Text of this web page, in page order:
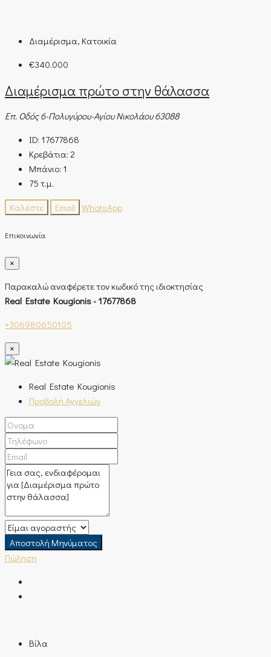
Διαμέρισμα, Κατοικία
€340.000
Διαμέρισμα πρώτο στην θάλασσα
Επ. Οδός 6-Πολυγύρου-Αγίου Νικολάου 63088
ID: 17677868
Κρεβάτια: 2
Μπάνιο: 1
75 τ.μ.
Καλέστε
Email WhatsApp
Επικοινωνία
×
Παρακαλώ αναφέρετε τον κωδικό της ιδιοκτησίας
Real Estate Kougionis - 17677868
+306980650105
×
Real Estate Kougionis
Προβολή Αγγελιών
Αποστολή Μηνύματος
Πώληση
Βίλα